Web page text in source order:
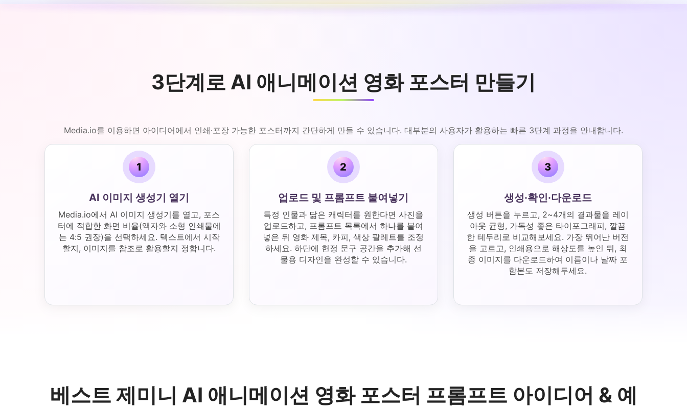
3단계로 AI 애니메이션 영화 포스터 만들기
Media.io를 이용하면 아이디어에서 인쇄·포장 가능한 포스터까지 간단하게 만들 수 있습니다. 대부분의 사용자가 활용하는 빠른 3단계 과정을 안내합니다.
1
AI 이미지 생성기 열기
Media.io에서 AI 이미지 생성기를 열고, 포스
터에 적합한 화면 비율(액자와 소형 인쇄물에
는 4:5 권장)을 선택하세요. 텍스트에서 시작
할지, 이미지를 참조로 활용할지 정합니다.
2
업로드 및 프롬프트 붙여넣기
특정 인물과 닮은 캐릭터를 원한다면 사진을
업로드하고, 프롬프트 목록에서 하나를 붙여
넣은 뒤 영화 제목, 카피, 색상 팔레트를 조정
하세요. 하단에 헌정 문구 공간을 추가해 선
물용 디자인을 완성할 수 있습니다.
3
생성·확인·다운로드
생성 버튼을 누르고, 2~4개의 결과물을 레이
아웃 균형, 가독성 좋은 타이포그래피, 깔끔
한 테두리로 비교해보세요. 가장 뛰어난 버전
을 고르고, 인쇄용으로 해상도를 높인 뒤, 최
종 이미지를 다운로드하여 이름이나 날짜 포
함본도 저장해두세요.
베스트 제미니 AI 애니메이션 영화 포스터 프롬프트 아이디어 & 예